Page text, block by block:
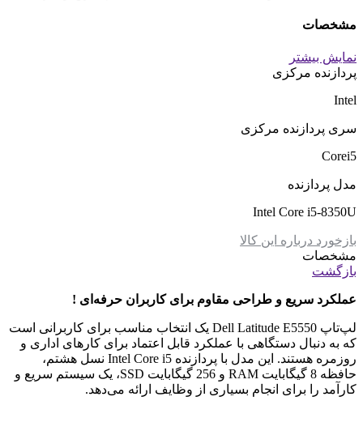
مشخصات
نمایش بیشتر
پردازنده مرکزی
Intel
سری پردازنده مرکزی
Corei5
مدل پردازنده
Intel Core i5-8350U
بازخورد درباره این کالا
مشخصات
بازگشت
عملکرد سریع و طراحی مقاوم برای کاربران حرفه‌ای !
لپ‌تاپ Dell Latitude E5550 یک انتخاب مناسب برای کاربرانی است
که به دنبال دستگاهی با عملکرد قابل اعتماد برای کارهای اداری و
روزمره هستند. این مدل با پردازنده Intel Core i5 نسل هشتم،
حافظه 8 گیگابایت RAM و 256 گیگابایت SSD، یک سیستم سریع و
کارآمد را برای انجام بسیاری از وظایف ارائه می‌دهد.